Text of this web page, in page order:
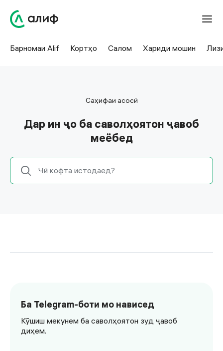
Барномаи Alif Кортҳо Салом Хариди мошин
Саҳифаи асосӣ
Дар ин ҷо ба саволҳоятон ҷавоб
меёбед
Ба Telegram-боти мо нависед
Кӯшиш мекунем ба саволҳоятон зуд ҷавоб
диҳем.